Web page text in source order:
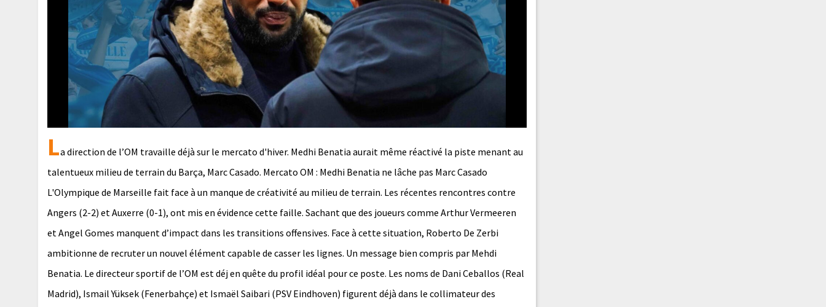
La direction de l’OM travaille déjà sur le mercato d'hiver. Medhi Benatia aurait même réactivé la piste menant au
talentueux milieu de terrain du Barça, Marc Casado. Mercato OM : Medhi Benatia ne lâche pas Marc Casado
L'Olympique de Marseille fait face à un manque de créativité au milieu de terrain. Les récentes rencontres contre
Angers (2-2) et Auxerre (0-1), ont mis en évidence cette faille. Sachant que des joueurs comme Arthur Vermeeren
et Angel Gomes manquent d’impact dans les transitions offensives. Face à cette situation, Roberto De Zerbi
ambitionne de recruter un nouvel élément capable de casser les lignes. Un message bien compris par Mehdi
Benatia. Le directeur sportif de l’OM est déj en quête du profil idéal pour ce poste. Les noms de Dani Ceballos (Real
Madrid), Ismail Yüksek (Fenerbahçe) et Ismaël Saibari (PSV Eindhoven) figurent déjà dans le collimateur des